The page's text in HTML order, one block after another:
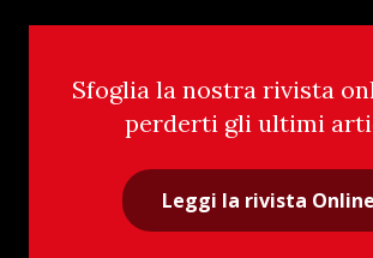
Sfoglia la nostra rivista
perderti gli ultimi
Leggi la rivista Online